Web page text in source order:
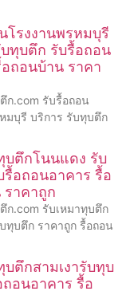
โรงงานพรหมบุรี
ทุบตึก รับรื้อถอน
ถอนบ้าน ราคา
ก.com รับรื้อถอน
มบุรี บริการ รับทุบตึก
บตึกโนนแดง รับ
อถอนอาคาร รื้อ
าคาถูก
ก.com รับเหมาทุบตึก
ทุบตึก ราคาถูก รื้อถอน
บตึกสามเงารับทุบ
อนอาคาร รื้อ